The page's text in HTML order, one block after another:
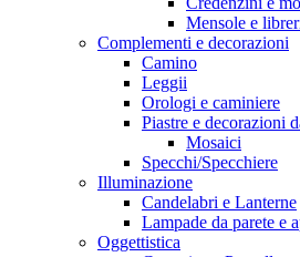
Mensole e
Complementi e decorazioni
Camino
Leggii
Orologi e caminiere
Piastre e decorazioni
Mosaici
Specchi/Specchiere
Illuminazione
Candelabri e Lanterne
Lampade da parete e
Oggettistica